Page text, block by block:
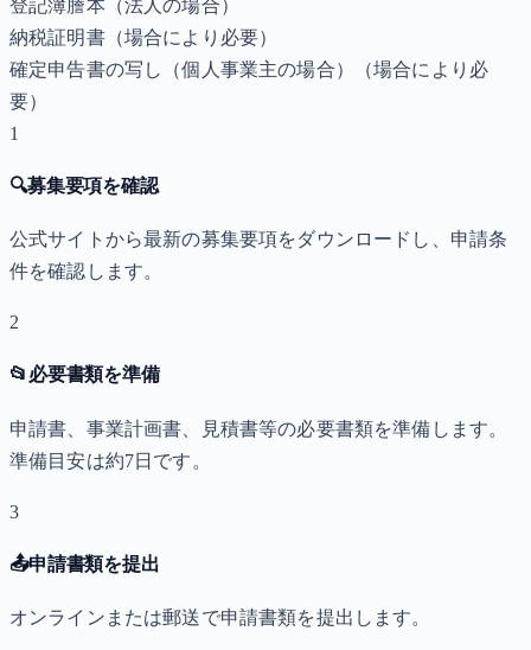
登記簿謄本（法人の場合）
納税証明書（場合により必要）
確定申告書の写し（個人事業主の場合）
（場合により必
要）
1
🔍募集要項を確認
公式サイトから最新の募集要項をダウンロードし、申請条
件を確認します。
2
📂 必要書類を準備
申請書、事業計画書、見積書等の必要書類を準備します。
準備目安は約7日です。
3
📤申請書類を提出
オンラインまたは郵送で申請書類を提出します。